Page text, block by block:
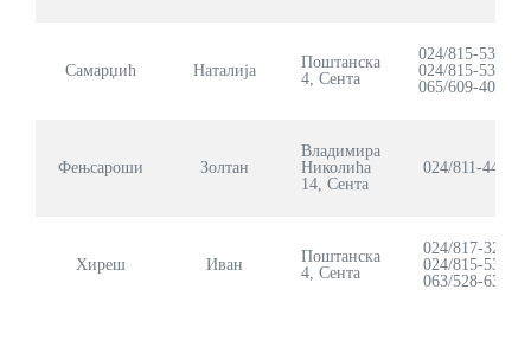
Самарџић Наталија
Поштанска
4, Сента
024/815-535
024/815-535
065/609-4015
Фењсароши Золтан
Владимира
Николића
14, Сента
024/811-444
Хиреш Иван
Поштанска
4, Сента
024/817-329
024/815-535
063/528-639